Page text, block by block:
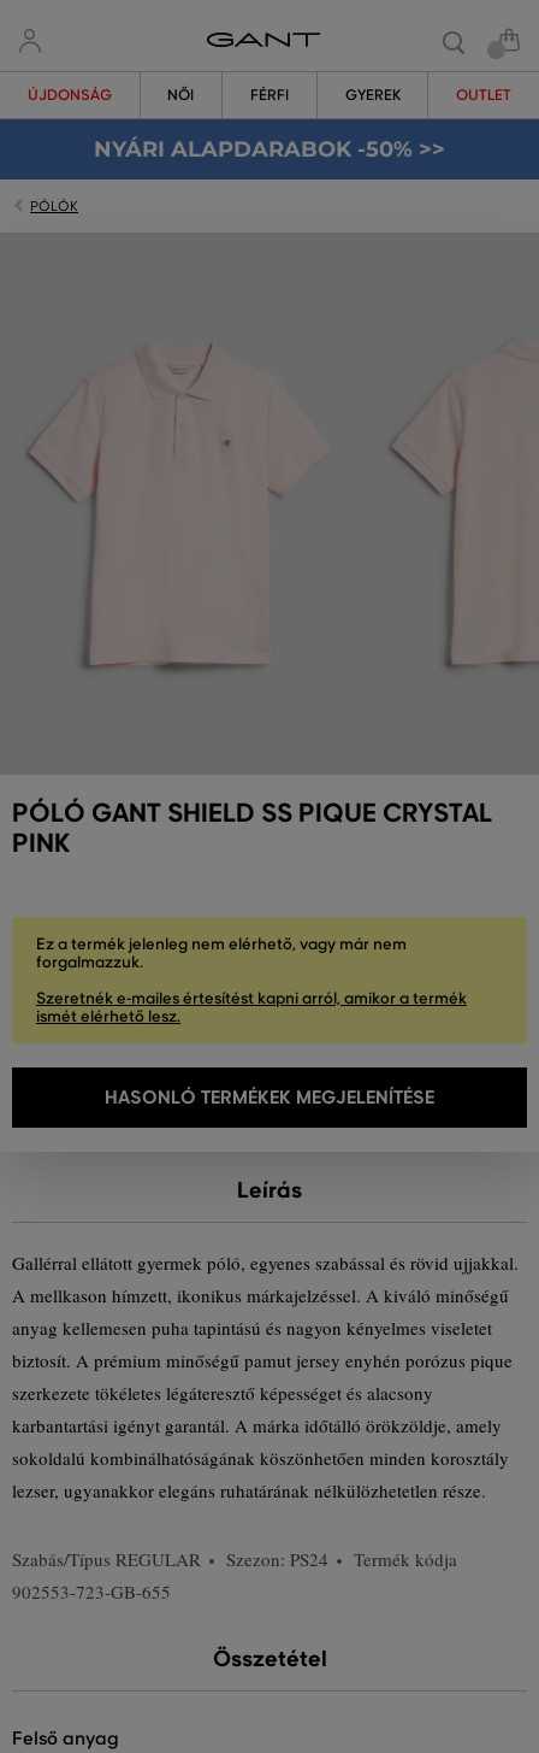
ÚJDONSÁG NŐI FÉRFI GYEREK OUTLET
NYÁRI ALAPDARABOK -50% >>
PÓLÓK
PÓLÓ GANT SHIELD SS PIQUE CRYSTAL
PINK
Ez a termék jelenleg nem elérhető, vagy már nem
forgalmazzuk.
Szeretnék e-mailes értesítést kapni arról, amikor a termék
ismét elérhető lesz.
HASONLÓ TERMÉKEK MEGJELENÍTÉSE
Leírás
Gallérral ellátott gyermek póló, egyenes szabással és rövid ujjakkal.
A mellkason hímzett, ikonikus márkajelzéssel. A kiváló minőségű
anyag kellemesen puha tapintású és nagyon kényelmes viseletet
biztosít. A prémium minőségű pamut jersey enyhén porózus pique
szerkezete tökéletes légáteresztő képességet és alacsony
karbantartási igényt garantál. A márka időtálló örökzöldje, amely
sokoldalú kombinálhatóságának köszönhetően minden korosztály
lezser, ugyanakkor elegáns ruhatárának nélkülözhetetlen része.
Szabás/Típus REGULAR Szezon: PS24
Termék kódja
902553-723-GB-655
Összetétel
felső anyag